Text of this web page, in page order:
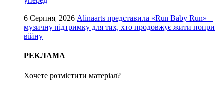
6 Серпня, 2026 Alinaarts представила «Run Baby Run» –
музичну підтримку для тих, хто продовжує жити попри
війну
РЕКЛАМА
Хочете розмістити матеріал?